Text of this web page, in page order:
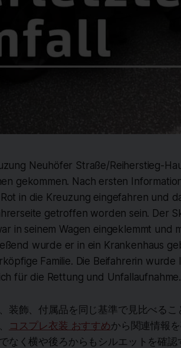
Neuhöfer Straße/Reiherstieg-
gekommen. Nach ersten
in die Kreuzung eingefahren und
getroffen worden sein. Der
in seinem Wagen eingeklemmt und
wurde er in ein Krankenhaus
Familie. Die Beifahrerin wurde
für die Rettung und Unfallaufnahme.
装飾、付属品を同じ基準で見比べるこ
コスプレ衣装 おすすめから関連情報
なく横や後ろからもシルエットを確認